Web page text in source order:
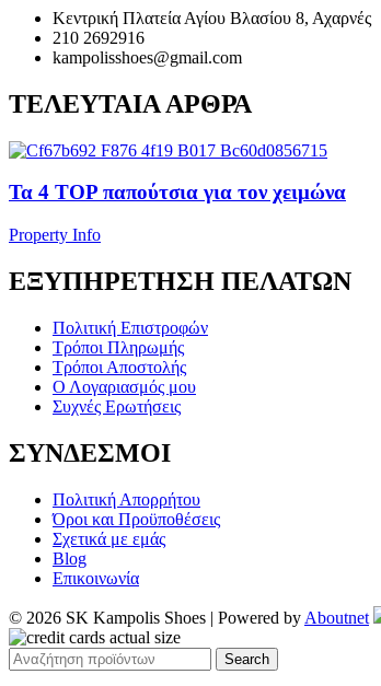
Κεντρική Πλατεία Αγίου Βλασίου 8, Αχαρνές
210 2692916
kampolisshoes@gmail.com
ΤΕΛΕΥΤΑΙΑ ΑΡΘΡΑ
Τα 4 TOP παπούτσια για τον χειμώνα
Property Info
ΕΞΥΠΗΡΕΤΗΣΗ ΠΕΛΑΤΩΝ
Πολιτική Επιστροφών
Τρόποι Πληρωμής
Τρόποι Αποστολής
Ο Λογαριασμός μου
Συχνές Ερωτήσεις
ΣΥΝΔΕΣΜΟΙ
Πολιτική Απορρήτου
Όροι και Προϋποθέσεις
Σχετικά με εμάς
Blog
Επικοινωνία
© 2026 SK Kampolis Shoes | Powered by Aboutnet
Search